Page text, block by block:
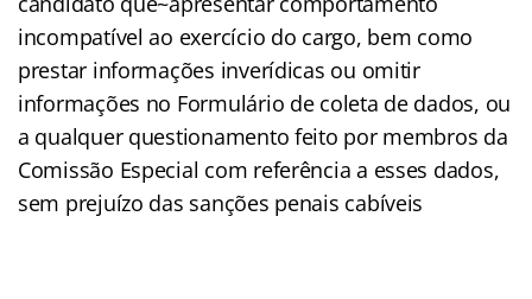
incompatível ao exercício do cargo, bem como
prestar informações inverídicas ou omitir
informações no Formulário de coleta de dados, ou
a qualquer questionamento feito por membros da
Comissão Especial com referência a esses dados,
sem prejuízo das sanções penais cabíveis